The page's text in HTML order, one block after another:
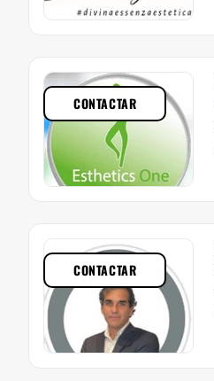
CONTACTAR
CONTACTAR